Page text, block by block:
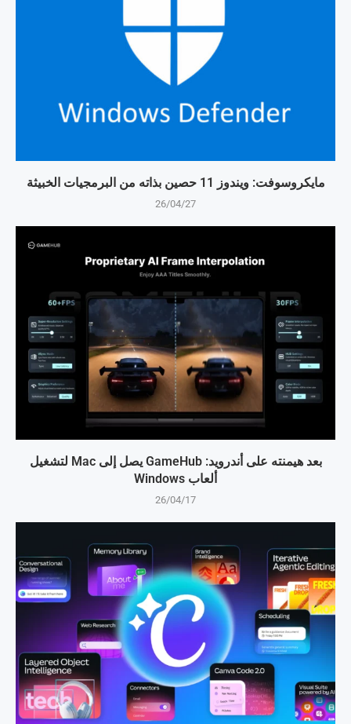
مايكروسوفت: ويندوز 11 حصين بذاته من البرمجيات الخبيثة
26/04/27
بعد هيمنته على أندرويد: GameHub يصل إلى Mac لتشغيل
ألعاب Windows
26/04/17